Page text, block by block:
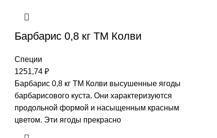
Барбарис 0,8 кг ТМ Колви
Специи
1251,74 ₽
Барбарис 0,8 кг ТМ Колви высушенные ягоды
барбарисового куста. Они характеризуются
продольной формой и насыщенным красным
цветом. Эти ягоды прекрасно